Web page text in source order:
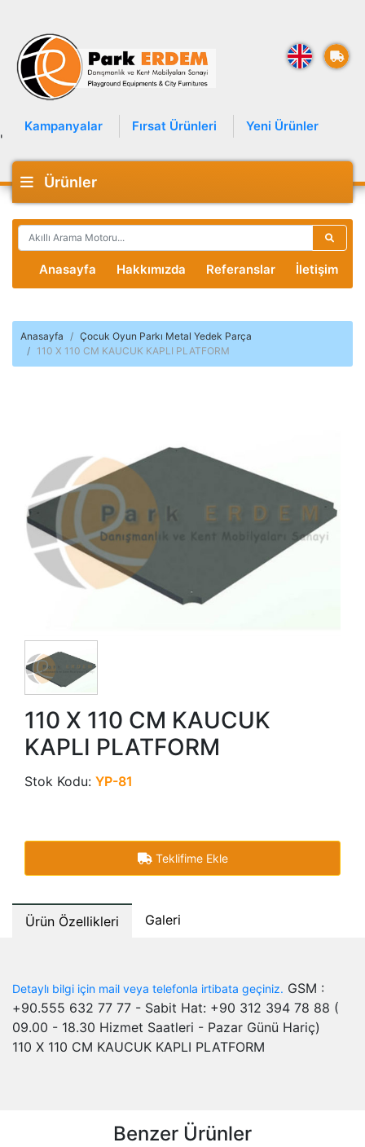
Kampanyalar Fırsat Ürünleri Yeni Ürünler
'
Ürünler
Anasayfa Hakkımızda Referanslar İletişim
Anasayfa
Çocuk Oyun Parkı Metal Yedek Parça
110 X 110 CM KAUCUK KAPLI PLATFORM
110 X 110 CM KAUCUK
KAPLI PLATFORM
Stok Kodu: YP-81
Teklifime Ekle
Ürün Özellikleri Galeri
Detaylı bilgi için mail veya telefonla irtibata geçiniz. GSM :
+90.555 632 77 77 - Sabit Hat: +90 312 394 78 88 (
09.00 - 18.30 Hizmet Saatleri - Pazar Günü Hariç)
110 X 110 CM KAUCUK KAPLI PLATFORM
Benzer Ürünler